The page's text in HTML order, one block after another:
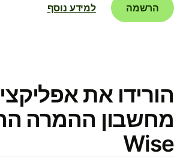
הרשמה
למידע נוסף
את
ההמרה